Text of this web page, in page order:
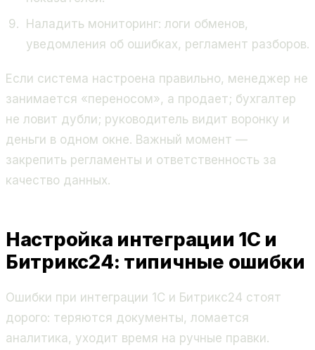
Наладить мониторинг: логи обменов,
уведомления об ошибках, регламент разборов.
Если система настроена правильно, менеджер не
занимается «переносом», а продает; бухгалтер
не ловит дубли; руководитель видит воронку и
деньги в одном окне. Важный момент —
закрепить регламенты и ответственность за
качество данных.
Настройка интеграции 1С и
Битрикс24: типичные ошибки
Ошибки при интеграции 1С и Битрикс24 стоят
дорого: теряются документы, ломается
аналитика, уходит время на ручные правки.